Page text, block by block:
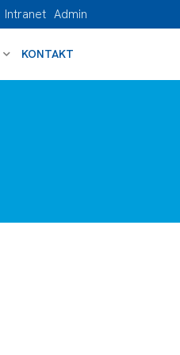
Intranet Admin
KONTAKT